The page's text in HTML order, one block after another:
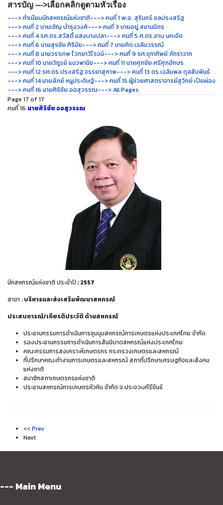
สารบัญ --->เลือกคลิกดูตามหัวเรื่อง
---> ทำเนียบนักสหกรณ์แห่งชาติ---> คนที่ 1 พ.อ. สุรินทร์ ชลประเสริฐ
---> คนที่ 2 นายเชิญ บำรุงวงศ์---> คนที่ 3 นายอยู่ สมานมิตร
---> คนที่ 4 รศ.ดร.สวัสดิ์ แสงบางปลา---> คนที่ 5 ศ.ดร.อาบ นคะจัด
---> คนที่ 6 นายสุรชัย ศิริมัย---> คนที่ 7 นายคิด เฉลิมวรรณ์
---> คนที่ 8 นายวราเทพ ไวทยาวิโรจน์---> คนที่ 9 รศ.จุฑาทิพย์ ภัทราวาท
---> คนที่ 10 นายวิทูรย์ แนวพานิช---> คนที่ 11 นายศุภชัย ศรีศุภอักษร
---> คนที่ 12 รศ.ดร.ประเสริฐ จรรยาสุภาพ---> คนที่ 13 ดร.เฉลิมพล ดุลสัมพันธ์
---> คนที่ 14 นายลัภย์ หนูประดิษฐ์---> คนที่ 15 ผู้ช่วยศาสตราจารย์สุวิทย์ เปียผ่อง
---> คนที่ 16 นายศิริชัย ออสุวรรณ---> All Pages
Page 17 of 17
คนที่ 16 นายศิริชัย ออสุวรรณ
นักสหกรณ์แห่งชาติ ประจำปี : 2557
สาขา : บริหารและส่งเสริมพัฒนาสหกรณ์
ประสบการณ์/เกียรติประวัติ ด้านสหกรณ์
ประธานกรรมการดำเนินการชุมนุมสหกรณ์การเกษตรแห่งประเทศไทย จำกัด
รองประธานกรรมการดำเนินการสันนิบาตสหกรณ์แห่งประเทศไทย
คณะกรรมการสงเคราะห์เกษตรกร กระทรวงเกษตรและสหกรณ์
ที่ปรึกษาคณะทำงานการเกษตรและสหกรณ์ สภาที่ปรึกษาเศรษฐกิจและสังคม
แห่งชาติ
สมาชิกสภาเกษตรกรแห่งชาติ
ประธานสหกรณ์การเกษตรหัวหิน จำกัด จ.ประจวบคีรีขันธ์
<< Prev
Next
--- Main Menu